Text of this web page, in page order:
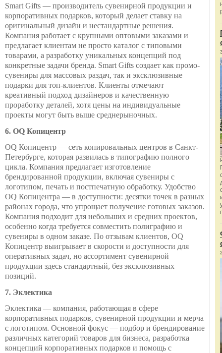
Smart Gifts — производитель сувенирной продукции и
корпоративных подарков, который делает ставку на
оригинальный дизайн и нестандартные решения.
Компания работает с крупными оптовыми заказами и
предлагает клиентам не просто каталог с типовыми
товарами, а разработку уникальных концепций под
конкретные задачи бренда. Smart Gifts создает как промо-
сувениры для массовых раздач, так и эксклюзивные
подарки для топ-клиентов. Клиенты отмечают
креативный подход дизайнеров и качественную
проработку деталей, хотя цены на индивидуальные
проекты могут быть выше среднерыночных.
6. OQ Копицентр
OQ Копицентр — сеть копировальных центров в Санкт-
Петербурге, которая развилась в типографию полного
цикла. Компания предлагает изготовление
брендированной продукции, включая сувениры с
логотипом, печать и постпечатную обработку. Удобство
OQ Копицентра — в доступности: десятки точек в разных
районах города, что упрощает получение готовых заказов.
Компания подходит для небольших и средних проектов,
особенно когда требуется совместить полиграфию и
сувениры в одном заказе. По отзывам клиентов, OQ
Копицентр выигрывает в скорости и доступности для
оперативных задач, но ассортимент сувенирной
продукции здесь стандартный, без эксклюзивных
позиций.
7. Эклектика
Эклектика — компания, работающая в сфере
корпоративных подарков, сувенирной продукции и мерча
с логотипом. Основной фокус — подбор и брендирование
различных категорий товаров для бизнеса, разработка
концепций корпоративных подарков и помощь с